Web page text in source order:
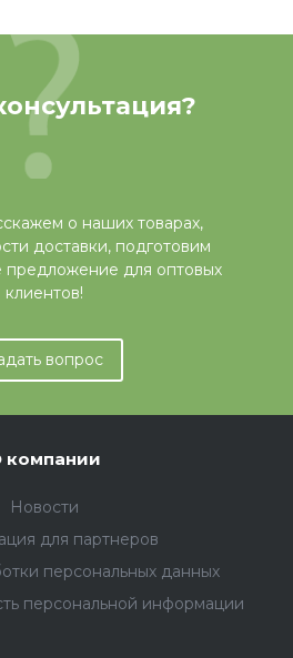
о наших товарах,
доставки, подготовим
предложение для оптовых
клиентов!
вопрос
компании
Новости
для партнеров
персональных данных
персональной информации